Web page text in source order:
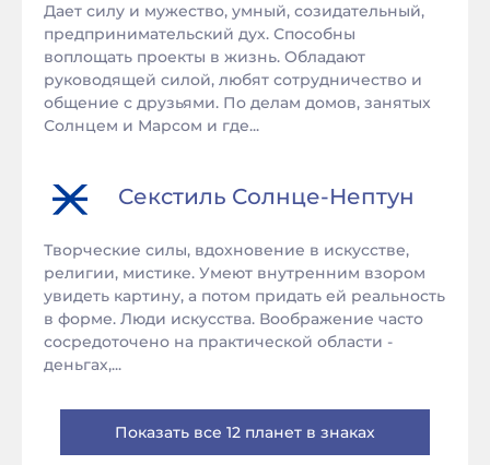
Дает силу и мужество, умный, созидательный,
предпринимательский дух. Способны
воплощать проекты в жизнь. Обладают
руководящей силой, любят сотрудничество и
общение с друзьями. По делам домов, занятых
Солнцем и Марсом и где...
Секстиль Солнце-Нептун
Творческие силы, вдохновение в искусстве,
религии, мистике. Умеют внутренним взором
увидеть картину, а потом придать ей реальность
в форме. Люди искусства. Воображение часто
сосредоточено на практической области -
деньгах,...
Показать все 12 планет в знаках